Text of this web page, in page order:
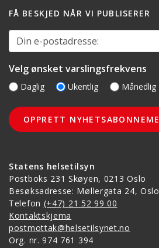
Statens helsetilsyn
Postboks 231 Skøyen, 0213 Oslo
Besøksadresse: Møllergata 24, Oslo
Telefon (+47) 21 52 99 00
Kontaktskjema
postmottak@helsetilsynet.no
Org. nr. 974 761 394
FÅ BESKJED NÅR VI PUBLISERER
Din e-postadresse:
Velg ønsket varslingsfrekvens
Daglig Ukentlig Månedlig